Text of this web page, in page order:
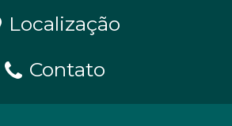
Localização
Contato